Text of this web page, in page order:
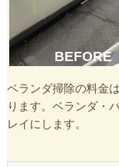
BEFORE
ベランダ掃除の料金
ります。ベランダ・
レイにします。